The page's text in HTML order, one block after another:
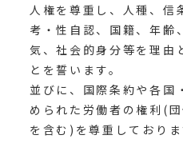
人権を尊重し、人種、信
考・性自認、国籍、年齢
気、社会的身分等を理由
とを誓います。
並びに、国際条約や各国
められた労働者の権利(
を含む)を尊重しておりま